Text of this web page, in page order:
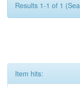
Results 1-1 of 1
Item hits: